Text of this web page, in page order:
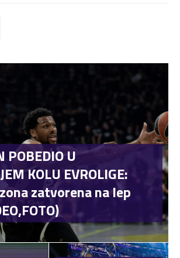
POBEDIO U
KOLU EVROLIGE:
zatvorena na lep